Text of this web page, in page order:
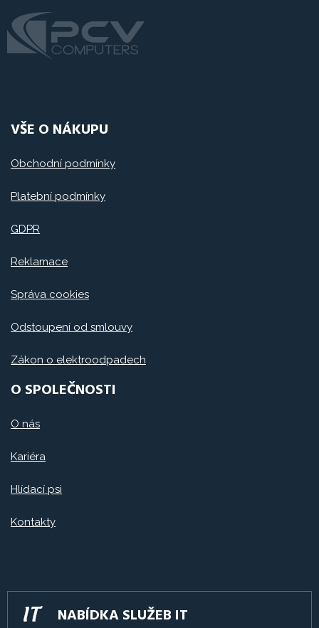
VŠE O NÁKUPU
Obchodní podmínky
Platební podmínky
GDPR
Reklamace
Správa cookies
Odstoupení od smlouvy
Zákon o elektroodpadech
O SPOLEČNOSTI
O nás
Kariéra
Hlídací psi
Kontakty
NABÍDKA SLUŽEB IT